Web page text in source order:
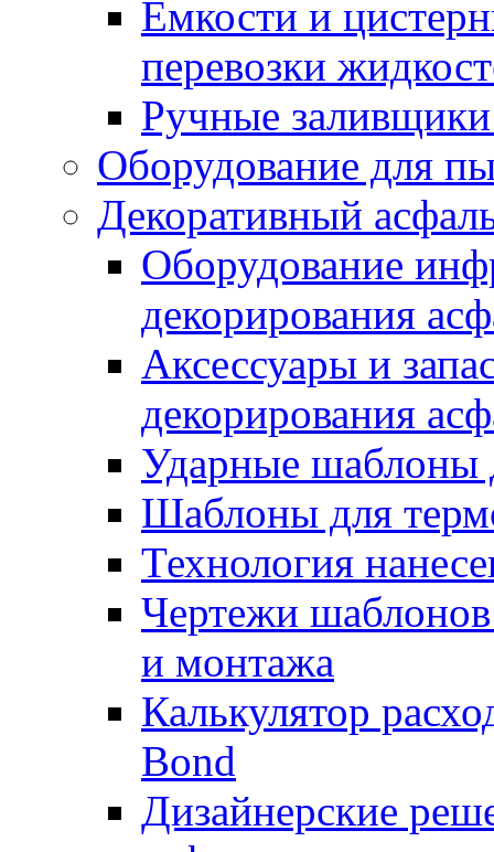
Емкости и
перевозки
Ручные
Оборудование для
Декоративный
Оборудование
декорирования
Аксессуары и
декорирования
Ударные шаблоны
Шаблоны для
Технология
Чертежи шаблонов
и монтажа
Калькулятор
Bond
Дизайнерские